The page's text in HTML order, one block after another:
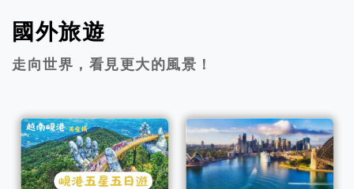
國外旅遊
走向世界，看見更大的風景！